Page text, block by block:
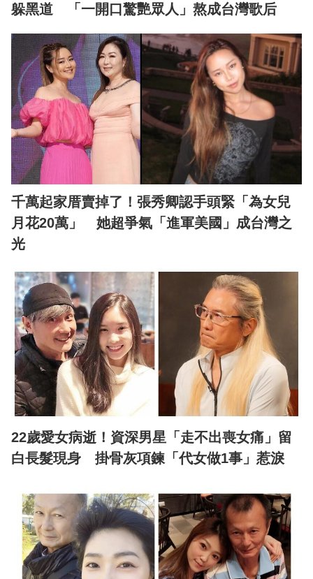
躲黑道 「一開口驚艷眾人」熬成台灣歌后
千萬起家厝賣掉了！張秀卿認手頭緊「為女兒
月花20萬」 她超爭氣「進軍美國」成台灣之
光
22歲愛女病逝！資深男星「走不出喪女痛」留
白長髮現身 掛骨灰項鍊「代女做1事」惹淚